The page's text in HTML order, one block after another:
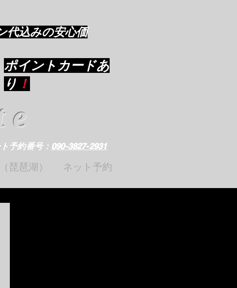
代込みの安心価
ポイントカードあ
り ！
予約番号： 090-3827-2931
琵琶湖） ネット予約